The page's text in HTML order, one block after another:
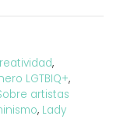
,
LGTBIQ+,
artistas
, Lady